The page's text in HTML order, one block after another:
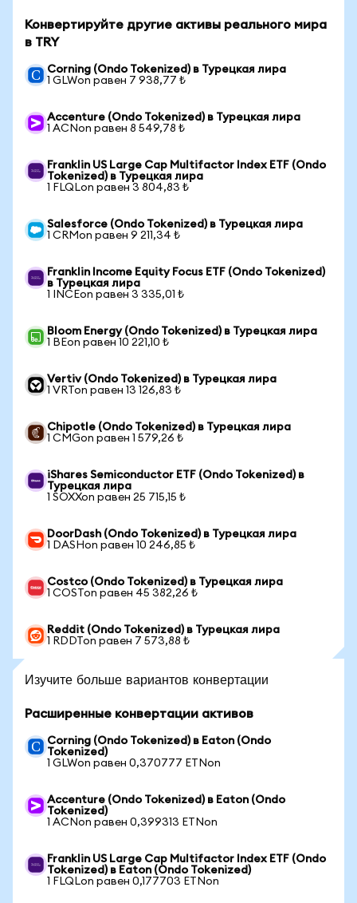
Конвертируйте другие активы реального мира
в TRY
Corning (Ondo Tokenized) в Турецкая лира
1 GLWon равен 7 938,77 ₺
Accenture (Ondo Tokenized) в Турецкая лира
1 ACNon равен 8 549,78 ₺
Franklin US Large Cap Multifactor Index ETF (Ondo
Tokenized) в Турецкая лира
1 FLQLon равен 3 804,83 ₺
Salesforce (Ondo Tokenized) в Турецкая лира
1 CRMon равен 9 211,34 ₺
Franklin Income Equity Focus ETF (Ondo Tokenized)
в Турецкая лира
1 INCEon равен 3 335,01 ₺
Bloom Energy (Ondo Tokenized) в Турецкая лира
1 BEon равен 10 221,10 ₺
Vertiv (Ondo Tokenized) в Турецкая лира
1 VRTon равен 13 126,83 ₺
Chipotle (Ondo Tokenized) в Турецкая лира
1 CMGon равен 1 579,26 ₺
iShares Semiconductor ETF (Ondo Tokenized) в
Турецкая лира
1 SOXXon равен 25 715,15 ₺
DoorDash (Ondo Tokenized) в Турецкая лира
1 DASHon равен 10 246,85 ₺
Costco (Ondo Tokenized) в Турецкая лира
1 COSTon равен 45 382,26 ₺
Reddit (Ondo Tokenized) в Турецкая лира
1 RDDTon равен 7 573,88 ₺
Изучите больше вариантов конвертации
Расширенные конвертации активов
Corning (Ondo Tokenized) в Eaton (Ondo
Tokenized)
1 GLWon равен 0,370777 ETNon
Accenture (Ondo Tokenized) в Eaton (Ondo
Tokenized)
1 ACNon равен 0,399313 ETNon
Franklin US Large Cap Multifactor Index ETF (Ondo
Tokenized) в Eaton (Ondo Tokenized)
1 FLQLon равен 0,177703 ETNon